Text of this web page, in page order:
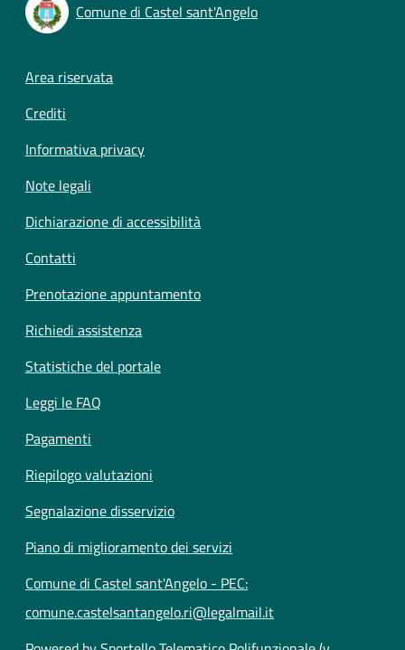
Comune di Castel sant'Angelo
Footer menu
Area riservata
Crediti
Informativa privacy
Note legali
Dichiarazione di accessibilità
Contatti
Prenotazione appuntamento
Richiedi assistenza
Statistiche del portale
Leggi le FAQ
Pagamenti
Riepilogo valutazioni
Segnalazione disservizio
Piano di miglioramento dei servizi
Comune di Castel sant'Angelo - PEC:
comune.castelsantangelo.ri@legalmail.it